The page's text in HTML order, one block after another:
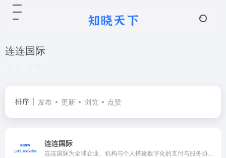
连连国际
排序 发布 更新 浏览 点赞
连连国际